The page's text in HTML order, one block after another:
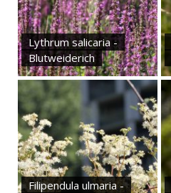
Lythrum salicaria -
Blutweiderich
Filipendula ulmaria -